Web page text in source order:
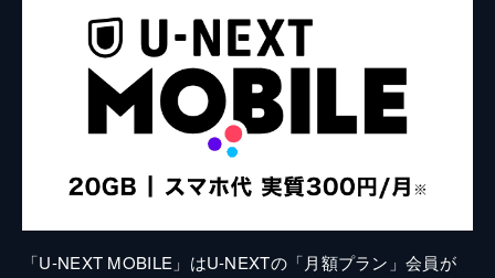
「U-NEXT MOBILE」はU-NEXTの「月額プラン」会員が